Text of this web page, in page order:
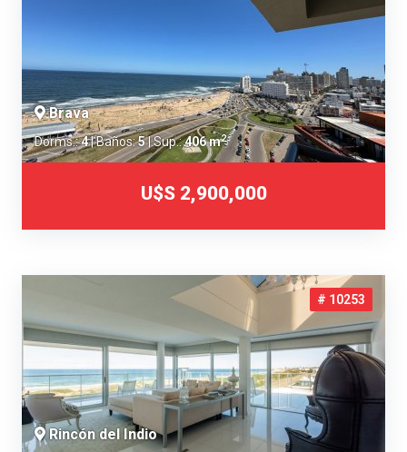
Brava
Dorms.:4| Baños:5| Sup.:406 m2
U$S 2,900,000
# 10253
Rincón del Indio